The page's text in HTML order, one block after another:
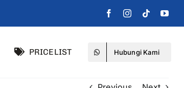
PRICELIST Hubungi Kami